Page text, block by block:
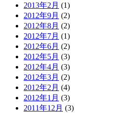
2013年2月 (1)
2012年9月 (2)
2012年8月 (2)
2012年7月 (1)
2012年6月 (2)
2012年5月 (3)
2012年4月 (3)
2012年3月 (2)
2012年2月 (4)
2012年1月 (3)
2011年12月 (3)